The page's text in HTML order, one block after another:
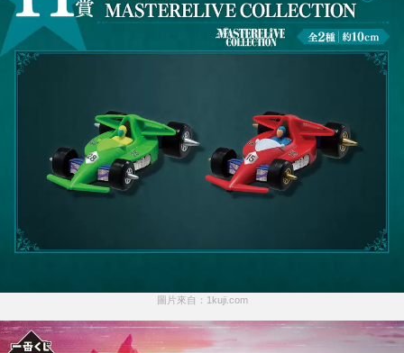
圖片來自：1kuji.com